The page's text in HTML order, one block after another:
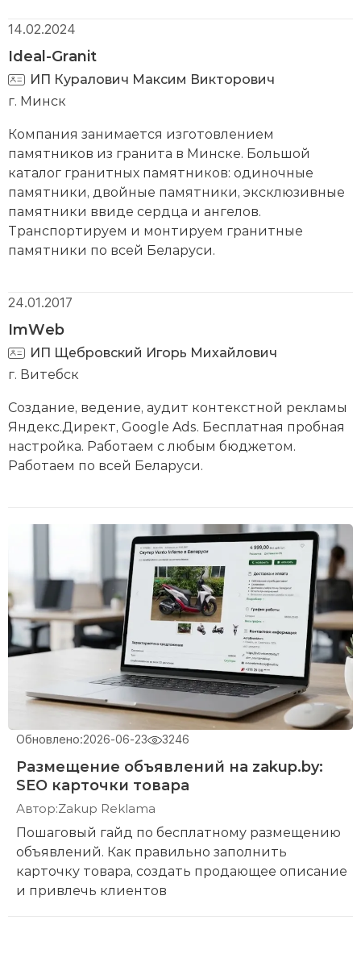
14.02.2024
Ideal-Granit
ИП Куралович Максим Викторович
г. Минск
Компания занимается изготовлением
памятников из гранита в Минске. Большой
каталог гранитных памятников: одиночные
памятники, двойные памятники, эксклюзивные
памятники ввиде сердца и ангелов.
Транспортируем и монтируем гранитные
памятники по всей Беларуси.
24.01.2017
ImWeb
ИП Щебровский Игорь Михайлович
г. Витебск
Создание, ведение, аудит контекстной рекламы
Яндекс.Директ, Google Ads. Бесплатная пробная
настройка. Работаем с любым бюджетом.
Работаем по всей Беларуси.
Обновлено:2026-06-23 3246
Размещение объявлений на zakup.by:
SEO карточки товара
Автор:Zakup Reklama
Пошаговый гайд по бесплатному размещению
объявлений. Как правильно заполнить
карточку товара, создать продающее описание
и привлечь клиентов